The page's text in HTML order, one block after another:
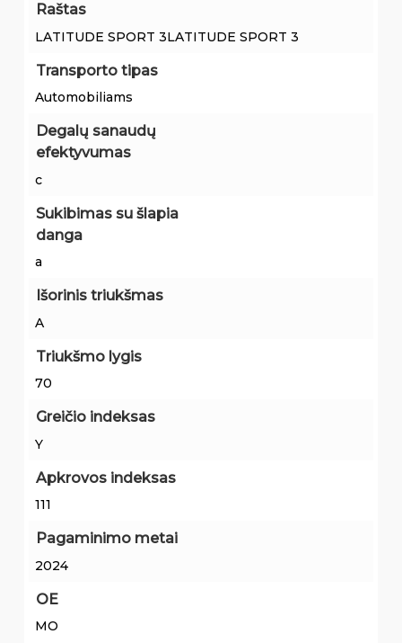
Raštas
LATITUDE SPORT 3LATITUDE SPORT 3
Transporto tipas
Automobiliams
Degalų sanaudų
efektyvumas
c
Sukibimas su šlapia
danga
a
Išorinis triukšmas
A
Triukšmo lygis
70
Greičio indeksas
Y
Apkrovos indeksas
111
Pagaminimo metai
2024
OE
MO